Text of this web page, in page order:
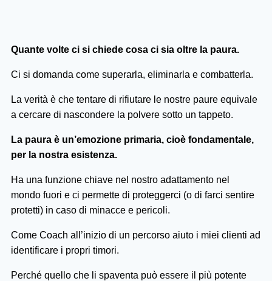
Quante volte ci si chiede cosa ci sia oltre la paura.
Ci si domanda come superarla, eliminarla e combatterla.
La verità è che tentare di rifiutare le nostre paure equivale
a cercare di nascondere la polvere sotto un tappeto.
La paura è un’emozione primaria, cioè fondamentale,
per la nostra esistenza.
Ha una funzione chiave nel nostro adattamento nel
mondo fuori e ci permette di proteggerci (o di farci sentire
protetti) in caso di minacce e pericoli.
Come Coach all’inizio di un percorso aiuto i miei clienti ad
identificare i propri timori.
Perché quello che li spaventa può essere il più potente